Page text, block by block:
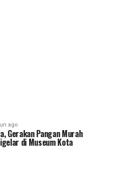
ago
Gerakan Pangan Murah
di Museum Kota